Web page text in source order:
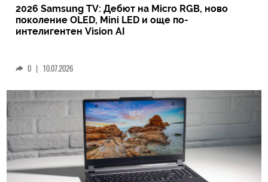
2026 Samsung TV: Дебют на Micro RGB, ново
поколение OLED, Mini LED и още по-
интелигентен Vision AI
0 | 10.07.2026